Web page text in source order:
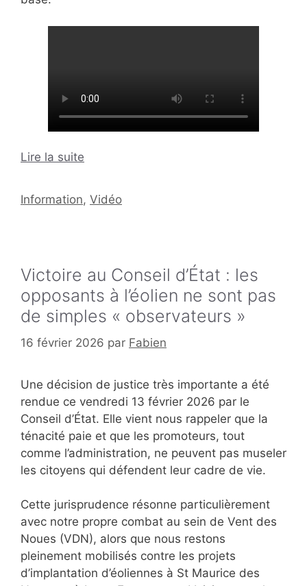
Lire la suite
Catégories
Information, Vidéo
Victoire au Conseil d’État : les
opposants à l’éolien ne sont pas
de simples « observateurs »
16 février 2026 par Fabien
Une décision de justice très importante a été
rendue ce vendredi 13 février 2026 par le
Conseil d’État. Elle vient nous rappeler que la
ténacité paie et que les promoteurs, tout
comme l’administration, ne peuvent pas museler
les citoyens qui défendent leur cadre de vie.
Cette jurisprudence résonne particulièrement
avec notre propre combat au sein de Vent des
Noues (VDN), alors que nous restons
pleinement mobilisés contre les projets
d’implantation d’éoliennes à St Maurice des